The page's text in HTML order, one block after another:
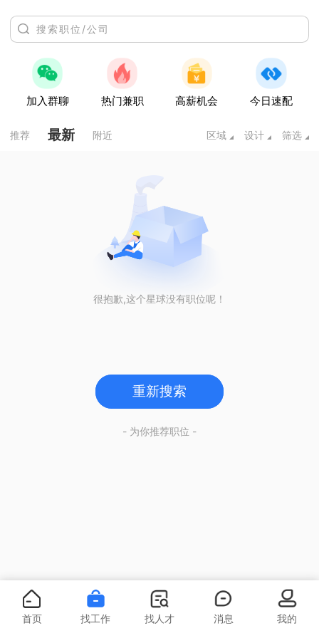
加入群聊 热门兼职 高薪机会 今日速配
推荐 最新 附近 区域 设计 筛选
很抱歉,这个星球没有职位呢！
重新搜索
- 为你推荐职位 -
首页 找工作 找人才 消息 我的